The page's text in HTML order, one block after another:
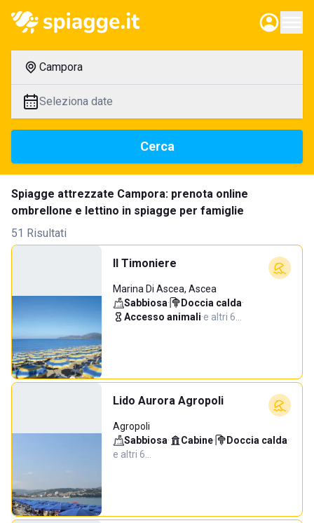
Campora
Seleziona date
Cerca
Spiagge attrezzate Campora: prenota online
ombrellone e lettino in spiagge per famiglie
51 Risultati
Il Timoniere
Marina Di Ascea, Ascea
Sabbiosa· Doccia calda·
Accesso animali·e altri 6…
Lido Aurora Agropoli
Agropoli
Sabbiosa· Cabine· Doccia calda·
e altri 6…